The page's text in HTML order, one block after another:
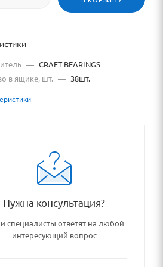
catalog/
— CRAFT BEARINGS
в ящике, шт. — 38шт.
Нужна консультация?
специалисты ответят на любой
интересующий вопрос